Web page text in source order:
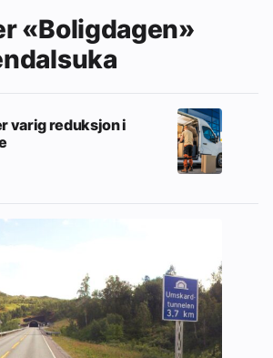
«Boligdagen»
varig reduksjon i